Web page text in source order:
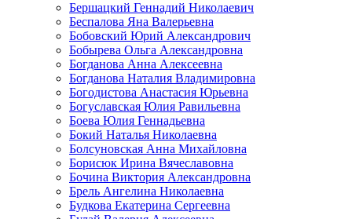
Бершацкий Геннадий Николаевич
Беспалова Яна Валерьевна
Бобовский Юрий Александрович
Бобырева Ольга Александровна
Богданова Анна Алексеевна
Богданова Наталия Владимировна
Богодистова Анастасия Юрьевна
Богуславская Юлия Равильевна
Боева Юлия Геннадьевна
Бокий Наталья Николаевна
Болсуновская Анна Михайловна
Борисюк Ирина Вячеславовна
Бочина Виктория Александровна
Брель Ангелина Николаевна
Будкова Екатерина Сергеевна